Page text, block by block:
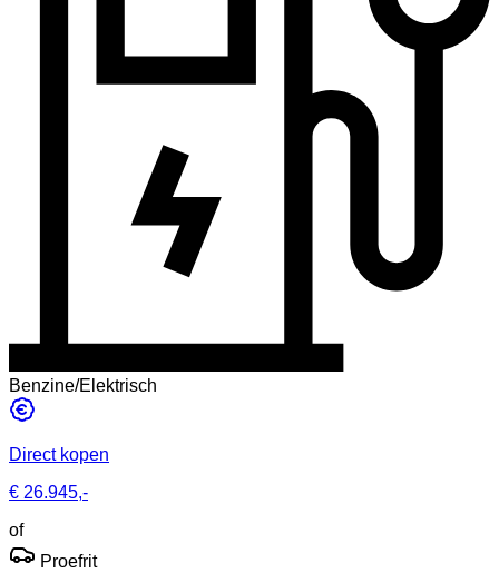
Benzine/Elektrisch
Direct kopen
€ 26.945,-
of
Proefrit